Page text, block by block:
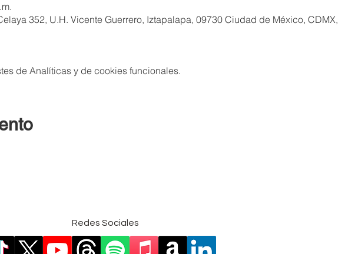
352, U.H. Vicente Guerrero, Iztapalapa, 09730 Ciudad de México, CDMX,
de Analíticas y de cookies funcionales.
Redes Sociales